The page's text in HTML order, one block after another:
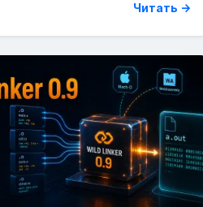
Читать →